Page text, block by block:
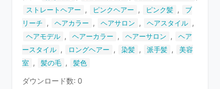
ストレートヘアー , ピンクヘアー , ピンク髪 ,
ブ
リーチ
, ヘアカラー , ヘアサロン , ヘアスタイル ,
ヘアモデル , ヘアーカラー , ヘアーサロン ,
ヘア
ースタイル , ロングヘアー , 染髪 , 派手髪 ,
美容
室
, 髪の毛 , 髪色
ダウンロード数: 0